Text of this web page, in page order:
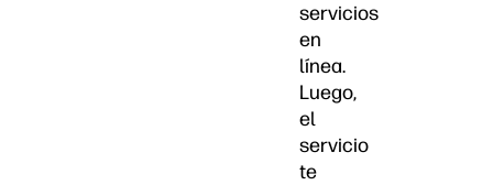
servicios
en
línea.
Luego,
el
servicio
te